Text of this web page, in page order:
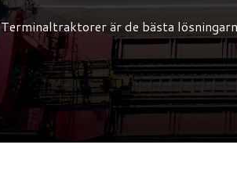
Terminaltraktorer är de bästa